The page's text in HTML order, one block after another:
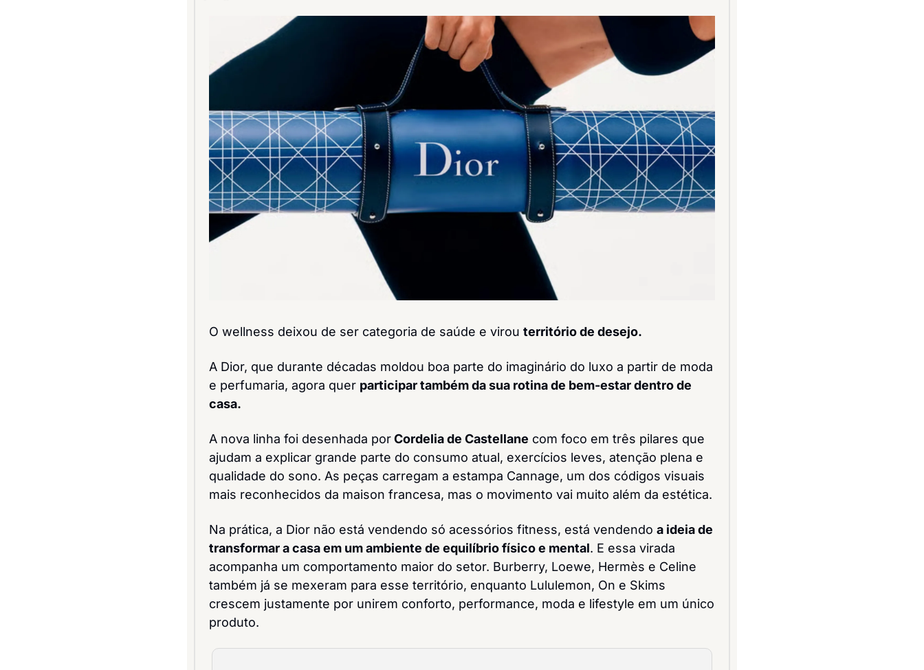
O wellness deixou de ser categoria de saúde e virou território de desejo.
A Dior, que durante décadas moldou boa parte do imaginário do luxo a partir de moda
e perfumaria, agora quer participar também da sua rotina de bem-estar dentro de
casa.
A nova linha foi desenhada por Cordelia de Castellane com foco em três pilares que
ajudam a explicar grande parte do consumo atual, exercícios leves, atenção plena e
qualidade do sono. As peças carregam a estampa Cannage, um dos códigos visuais
mais reconhecidos da maison francesa, mas o movimento vai muito além da estética.
Na prática, a Dior não está vendendo só acessórios fitness, está vendendo a ideia de
transformar a casa em um ambiente de equilíbrio físico e mental. E essa virada
acompanha um comportamento maior do setor. Burberry, Loewe, Hermès e Celine
também já se mexeram para esse território, enquanto Lululemon, On e Skims
crescem justamente por unirem conforto, performance, moda e lifestyle em um único
produto.